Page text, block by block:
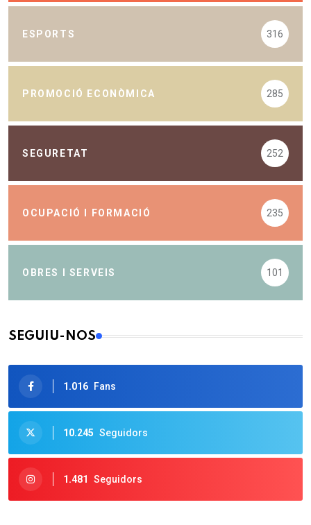
ESPORTS 316
PROMOCIÓ ECONÒMICA 285
SEGURETAT 252
OCUPACIÓ I FORMACIÓ 235
OBRES I SERVEIS 101
SEGUIU-NOS
1.016 Fans
10.245 Seguidors
1.481 Seguidors